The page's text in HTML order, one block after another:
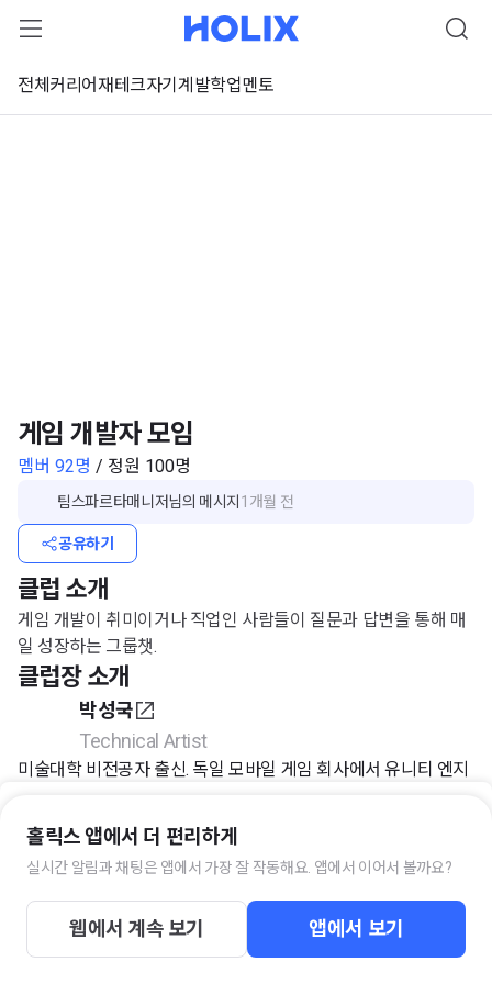
전체 커리어재테크자기계발학업멘토
공유하기
게임 개발자 모임
멤버 92명 / 정원 100명
팀스파르타매니저님의 메시지 1개월 전
클럽 소개
게임 개발이 취미이거나 직업인 사람들이 질문과 답변을 통해 매
일 성장하는 그룹챗.
클럽장 소개
박성국
Technical Artist
미술대학 비전공자 출신. 독일 모바일 게임 회사에서 유니티 엔지
게임업계의 미래를 대비할 역량을 쌓고 있습니다.
https://sungkukpark.github.io/about/
이 클럽의 키워드
#게임개발 #게임프로그래밍 #게임수학
입장하기
홀릭스 앱에서 더 편리하게
실시간 알림과 채팅은 앱에서 가장 잘 작동해요. 앱에서 이어서 볼까요?
웹에서 계속 보기 앱에서 보기